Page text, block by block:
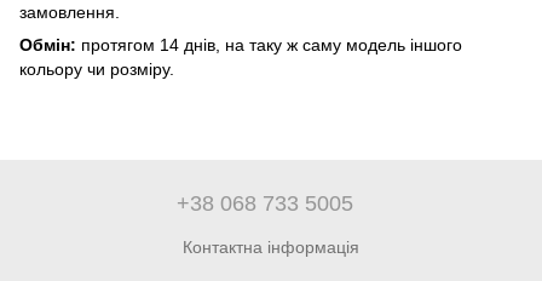
замовлення.
Обмін: протягом 14 днів, на таку ж саму модель іншого
кольору чи розміру.
+38 068 733 5005
Контактна інформація